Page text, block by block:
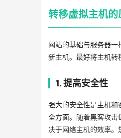
转移虚拟主机的
网站的基础与服务器
新主机。最好将主机转
1. 提高安全性
强大的安全性是主机和
全方面。随着黑客攻击
决于网络主机的效率。